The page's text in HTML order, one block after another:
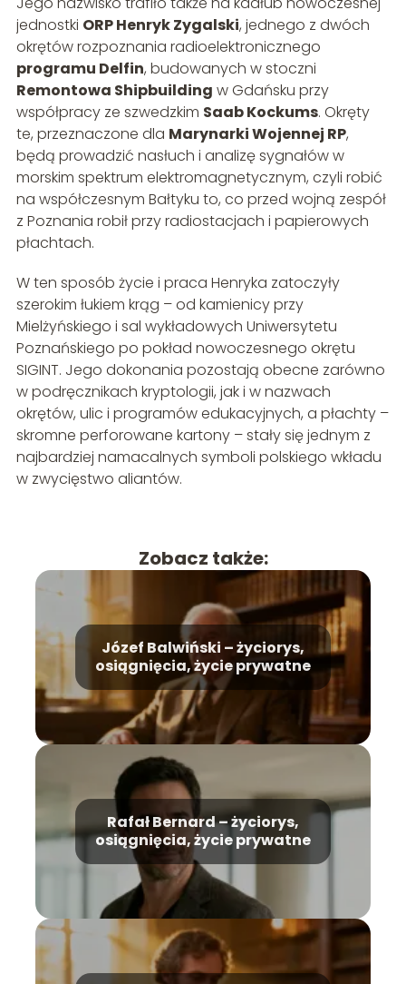
jednostki ORP Henryk Zygalski, jednego z dwóch
okrętów rozpoznania radioelektronicznego
programu Delfin, budowanych w stoczni
Remontowa Shipbuilding w Gdańsku przy
współpracy ze szwedzkim Saab Kockums. Okręty
te, przeznaczone dla Marynarki Wojennej RP,
będą prowadzić nasłuch i analizę sygnałów w
morskim spektrum elektromagnetycznym, czyli robić
na współczesnym Bałtyku to, co przed wojną zespół
z Poznania robił przy radiostacjach i papierowych
płachtach.
W ten sposób życie i praca Henryka zatoczyły
szerokim łukiem krąg – od kamienicy przy
Mielżyńskiego i sal wykładowych Uniwersytetu
Poznańskiego po pokład nowoczesnego okrętu
SIGINT. Jego dokonania pozostają obecne zarówno
w podręcznikach kryptologii, jak i w nazwach
okrętów, ulic i programów edukacyjnych, a płachty –
skromne perforowane kartony – stały się jednym z
najbardziej namacalnych symboli polskiego wkładu
w zwycięstwo aliantów.
Zobacz także:
Józef Balwiński – życiorys,
osiągnięcia, życie prywatne
Rafał Bernard – życiorys,
osiągnięcia, życie prywatne